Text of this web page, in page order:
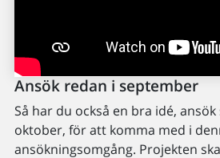
Ansök redan i september
Så har du också en bra idé, ansök
oktober, för att komma med i
ansökningsomgång. Projekten